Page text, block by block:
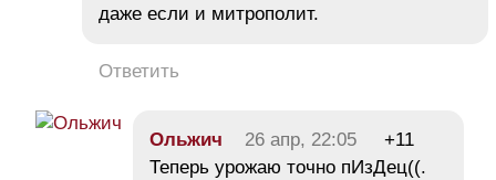
даже если и митрополит.
Ответить
Ольжич 26 апр, 22:05
+11
Теперь урожаю точно пИзДец((.